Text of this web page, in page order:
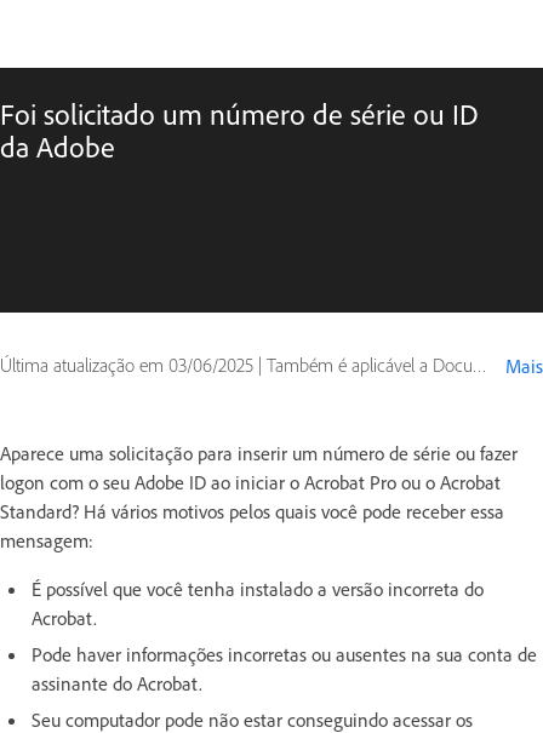
Foi solicitado um número de série ou ID
da Adobe
Última atualização em 03/06/2025 | Também é aplicável a Document Cloud Mais
Aparece uma solicitação para inserir um número de série ou fazer
logon com o seu Adobe ID ao iniciar o Acrobat Pro ou o Acrobat
Standard? Há vários motivos pelos quais você pode receber essa
mensagem:
É possível que você tenha instalado a versão incorreta do
Acrobat.
Pode haver informações incorretas ou ausentes na sua conta de
assinante do Acrobat.
Seu computador pode não estar conseguindo acessar os